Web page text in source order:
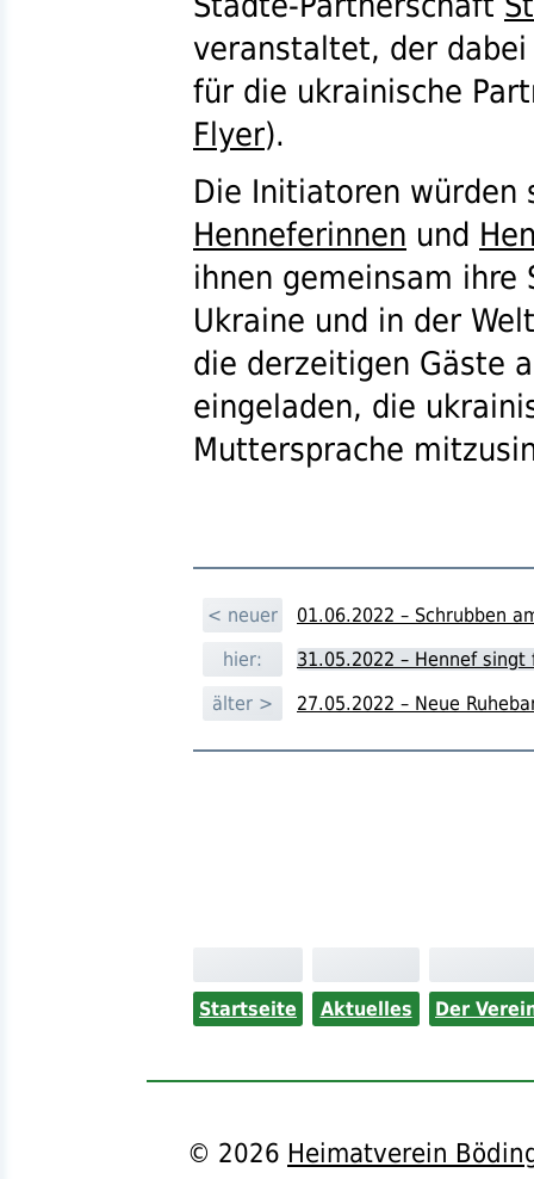
veranstaltet, der
für die ukrainische
Flyer).
Die Initiatoren würden
Henneferinnen und
ihnen gemeinsam ihre
Ukraine und in der
die derzeitigen Gäste
eingeladen, die
Muttersprache
< neuer
01.06.2022 – Schrubben
hier:
31.05.2022 – Hennef singt
älter >
27.05.2022 – Neue
Startseite Aktuelles Der
© 2026 Heimatverein